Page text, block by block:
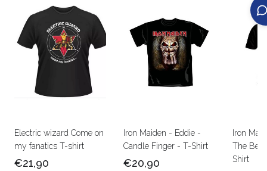
Electric wizard Come on
my fanatics T-shirt
€21,90
Iron Maiden - Eddie -
Candle Finger - T-Shirt
€20,90
Iron
The
Shirt